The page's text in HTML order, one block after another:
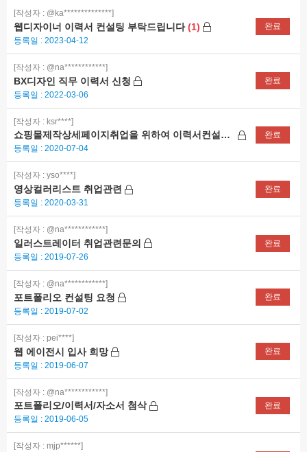
[작성자 : @ka**************]
웹디자이너 이력서 컨설팅 부탁드립니다(1)
등록일 : 2023-04-12
완료
[작성자 : @na************]
BX디자인 직무 이력서 신청
등록일 : 2022-03-06
완료
[작성자 : ksr****]
쇼핑몰제작상세페이지취업을 위하여 이력서컨설팅부탁합니다.
등록일 : 2020-07-04
완료
[작성자 : yso****]
영상컬러리스트 취업관련
등록일 : 2020-03-31
완료
[작성자 : @na************]
일러스트레이터 취업관련문의
등록일 : 2019-07-26
완료
[작성자 : @na************]
포트폴리오 컨설팅 요청
등록일 : 2019-07-02
완료
[작성자 : pei****]
웹 에이전시 입사 희망
등록일 : 2019-06-07
완료
[작성자 : @na************]
포트폴리오/이력서/자소서 첨삭
등록일 : 2019-06-05
완료
[작성자 : mjp******]